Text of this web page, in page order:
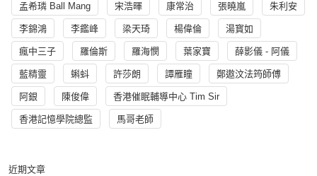
孟希璘 Ball Mang 宋浩暉 康常治 張曉嵐 朱利安
李錦鴻 李鑑峰 梁天琦 楊偉倫 湯寳如
瘋中三子 羅倫斯 羅海憫 葉家寶 薛影儀 - 阿儀
藍精靈 蝌蚪 許莎朗 譚雁瞳 鄭遨汶法筠師傅
阿銀 陳俊偉 香港催眠輔導中心 Tim Sir
香港記憶學院總監 馬哥老師
近期文章